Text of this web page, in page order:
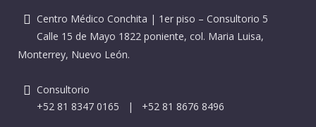
Centro Médico Conchita | 1er piso – Consultorio 5
Calle 15 de Mayo 1822 poniente, col. Maria Luisa,
Monterrey, Nuevo León.
Consultorio
+52 81 8347 0165 | +52 81 8676 8496